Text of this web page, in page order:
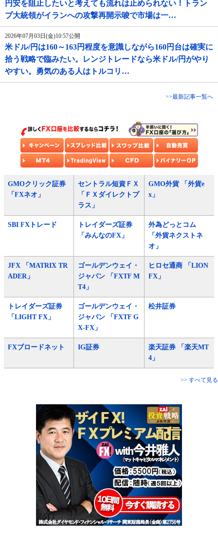
円安を阻止したいと考えても流れは止められない！トラン
プ大統領がイランへの攻撃再開示唆で市場は一…
2026年07月03日(金)10:57公開
米ドル/円は160～163円程度を意識しながら160円台は確実に
拾う戦略で臨みたい。レンジトレードなら米ドル/円がやり
やすい。勇気のある人はトルコリ…
>>最新記事一覧へ
GMOクリック証券
「FXネオ」
セントラル短資ＦＸ
「ＦＸダイレクトプ
ラス」
GMO外貨 「外貨e
x」
SBI FXトレード
トレイダーズ証券
「みんなのFX」
外為どっとコム
「外貨ネクストネ
オ」
JFX 「MATRIX TR
ADER」
ゴールデンウェイ・
ジャパン 「FXTF M
T4」
ヒロセ通商 「LION
FX」
トレイダーズ証券
「LIGHT FX」
ゴールデンウェイ・
ジャパン 「FXTF G
X-FX」
松井証券
FXブロードネット IG証券
楽天証券 「楽天MT
4」
>> すべて見る